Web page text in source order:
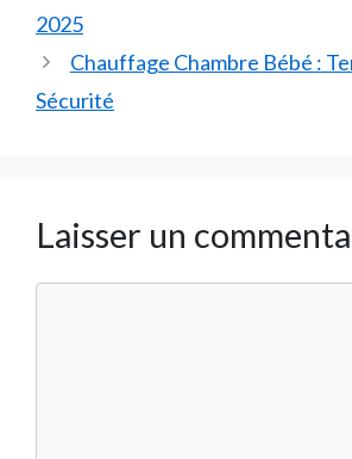
2025
Chauffage Chambre Bébé :
Sécurité
Laisser un